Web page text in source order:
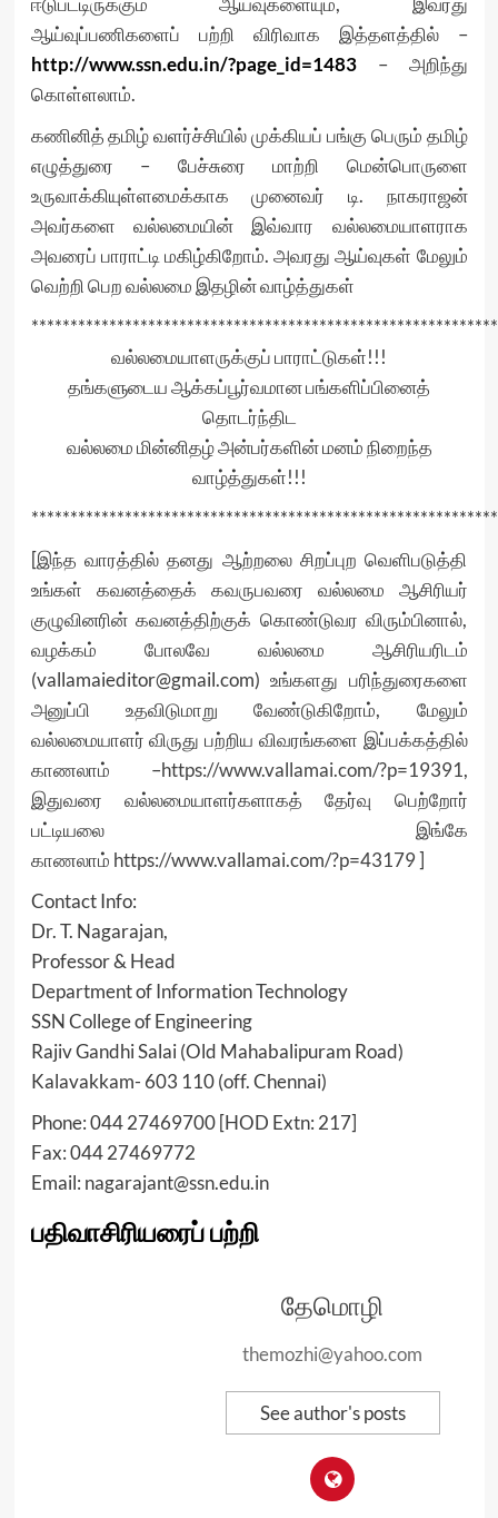
ஆய்வுப்பணிகளைப் பற்றி விரிவாக இத்தளத்தில் –
http://www.ssn.edu.in/?page_id=1483– அறிந்து
கொள்ளலாம்.
கணினித் தமிழ் வளர்ச்சியில் முக்கியப் பங்கு பெரும் தமிழ்
எழுத்துரை – பேச்சுரை மாற்றி மென்பொருளை
உருவாக்கியுள்ளமைக்காக முனைவர் டி. நாகராஜன்
அவர்களை வல்லமையின் இவ்வார வல்லமையாளராக
அவரைப் பாராட்டி மகிழ்கிறோம். அவரது ஆய்வுகள் மேலும்
வெற்றி பெற வல்லமை இதழின் வாழ்த்துகள்
வல்லமையாளருக்குப் பாராட்டுகள்!!!
தங்களுடைய ஆக்கப்பூர்வமான பங்களிப்பினைத்
தொடர்ந்திட
வல்லமை மின்னிதழ் அன்பர்களின் மனம் நிறைந்த
வாழ்த்துகள்!!!
[இந்த வாரத்தில் தனது ஆற்றலை சிறப்புற வெளிபடுத்தி
உங்கள் கவனத்தைக் கவருபவரை வல்லமை ஆசிரியர்
குழுவினரின் கவனத்திற்குக் கொண்டுவர விரும்பினால்,
வழக்கம் போலவே வல்லமை ஆசிரியரிடம்
(vallamaieditor@gmail.com) உங்களது பரிந்துரைகளை
அனுப்பி உதவிடுமாறு வேண்டுகிறோம், மேலும்
வல்லமையாளர் விருது பற்றிய விவரங்களை இப்பக்கத்தில்
காணலாம் –https://www.vallamai.com/?p=19391,
இதுவரை வல்லமையாளர்களாகத் தேர்வு பெற்றோர்
பட்டியலை இங்கே
காணலாம் https://www.vallamai.com/?p=43179]
Contact Info:
Dr. T. Nagarajan,
Professor & Head
Department of Information Technology
SSN College of Engineering
Rajiv Gandhi Salai (Old Mahabalipuram Road)
Kalavakkam- 603 110 (off. Chennai)
Phone: 044 27469700 [HOD Extn: 217]
Fax: 044 27469772
Email: nagarajant@ssn.edu.in
பதிவாசிரியரைப் பற்றி
தேமொழி
themozhi@yahoo.com
See author's posts